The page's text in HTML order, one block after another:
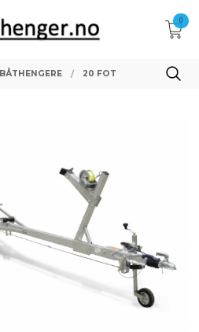
0
BÅTHENGERE 20 FOT